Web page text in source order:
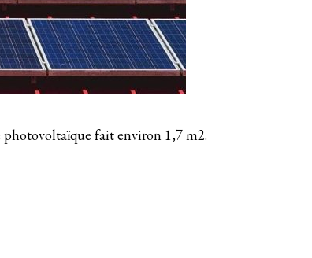
fait environ 1,7 m2.